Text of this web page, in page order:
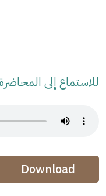
للاستماع إلى المحاضرة
Audio Stream
Audio Stream
Download